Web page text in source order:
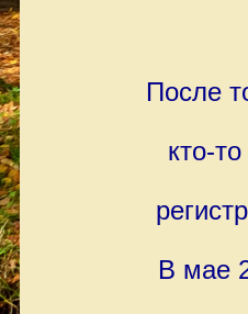
После
кто-
В мае